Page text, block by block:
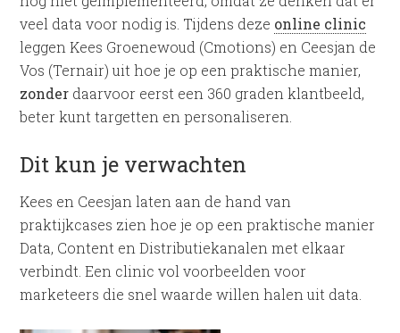
veel data voor nodig is. Tijdens deze online clinic
leggen Kees Groenewoud (Cmotions) en Ceesjan de
Vos (Ternair) uit hoe je op een praktische manier,
zonder daarvoor eerst een 360 graden klantbeeld,
beter kunt targetten en personaliseren.
Dit kun je verwachten
Kees en Ceesjan laten aan de hand van
praktijkcases zien hoe je op een praktische manier
Data, Content en Distributiekanalen met elkaar
verbindt. Een clinic vol voorbeelden voor
marketeers die snel waarde willen halen uit data.